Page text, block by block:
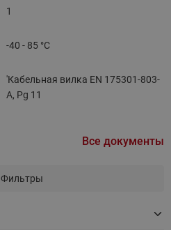
1
-40 - 85 °C
'Кабельная вилка EN 175301-803-
A, Pg 11
Все документы
Фильтры